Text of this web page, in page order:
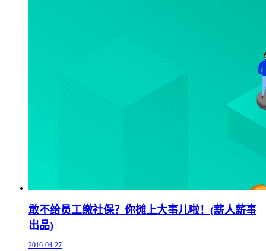
敢不给员工缴社保？你摊上大事儿啦！(薪人薪事
出品)
2016-04-27